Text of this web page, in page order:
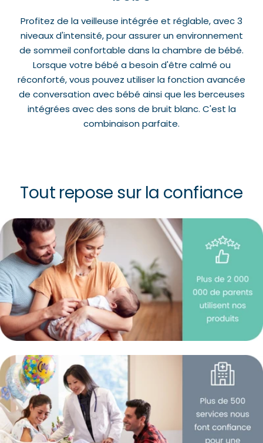
Profitez de la veilleuse intégrée et réglable, avec 3
niveaux d'intensité, pour assurer un environnement
de sommeil confortable dans la chambre de bébé.
Lorsque votre bébé a besoin d'être calmé ou
réconforté, vous pouvez utiliser la fonction avancée
de conversation avec bébé ainsi que les berceuses
intégrées avec des sons de bruit blanc. C'est la
combinaison parfaite.
Tout repose sur la confiance